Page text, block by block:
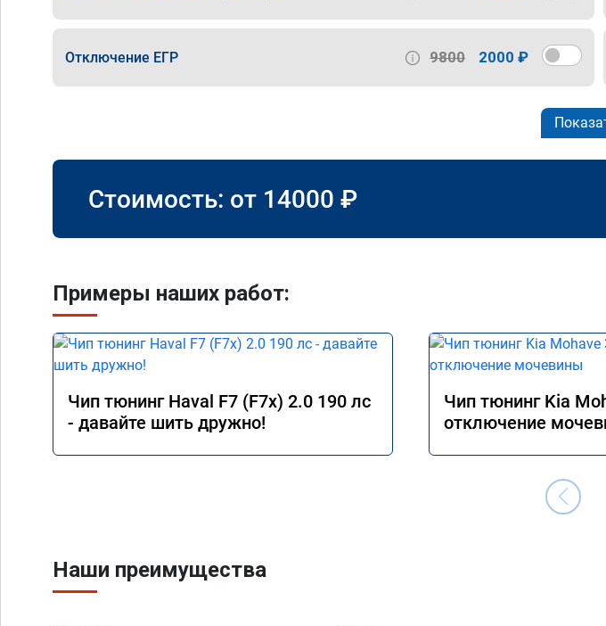
Отключение ЕГР 9800 2000 ₽
Стоимость: от 14000 ₽
Примеры наших работ:
Чип тюнинг Haval F7 (F7x) 2.0 190 лс
- давайте шить дружно!
Чип тюнинг Kia
отключение
Наши преимущества